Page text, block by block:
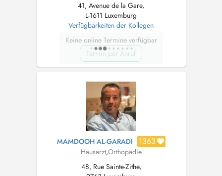
41, Avenue de la Gare,
L-1611 Luxemburg
Verfügbarkeiten der Kollegen
Keine online Termine verfügbar
Termin per Anruf
MAMDOOH AL-GARADI 1363
Hausarzt,Orthopädie
48, Rue Sainte-Zithe,